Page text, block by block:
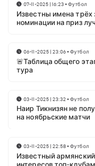
07-11-2025 | 16:23 •Футбол
Известны имена трёх
номинации на приз
06-11-2025 | 23:06•Футбол
🚨Таблица общего
тура
03-11-2025 | 23:32 •Футбол
Наир Тикнизян не
на ноябрьские матчи
03-11-2025 | 22:58•Футбол
Известный